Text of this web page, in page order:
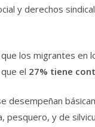
y derechos
los migrantes en
el 27% tiene
desempeñan
pesquero, y de